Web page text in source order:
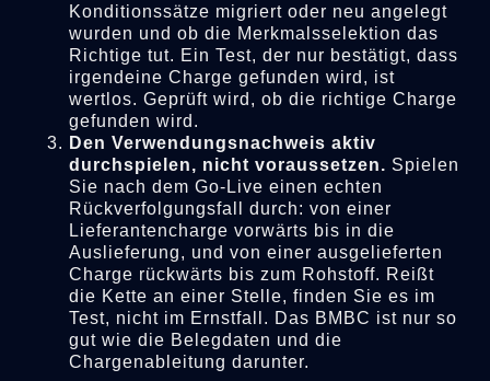
Konditionssätze migriert oder neu angelegt
wurden und ob die Merkmalsselektion das
Richtige tut. Ein Test, der nur bestätigt, dass
irgendeine Charge gefunden wird, ist
wertlos. Geprüft wird, ob die richtige Charge
gefunden wird.
Den Verwendungsnachweis aktiv
durchspielen, nicht voraussetzen. Spielen
Sie nach dem Go-Live einen echten
Rückverfolgungsfall durch: von einer
Lieferantencharge vorwärts bis in die
Auslieferung, und von einer ausgelieferten
Charge rückwärts bis zum Rohstoff. Reißt
die Kette an einer Stelle, finden Sie es im
Test, nicht im Ernstfall. Das BMBC ist nur so
gut wie die Belegdaten und die
Chargenableitung darunter.